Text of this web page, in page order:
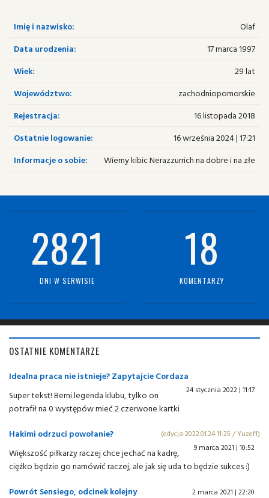
Imię i nazwisko:
Olaf
Data urodzenia:
17 marca 1997
Wiek:
29 lat
Województwo:
zachodniopomorskie
Rejestracja:
16 listopada 2018
Ostatnie logowanie:
16 września 2024 | 17:21
Informacje o sobie:
Wierny kibic Nerazzurrich na dobre i na złe
2821
DNI W SERWISIE
18
KOMENTARZY
OSTATNIE KOMENTARZE
Idealna praca nie istnieje? Zapytajcie Cordaza
24 stycznia 2022 | 11:17
Super tekst! Berni legenda klubu, tylko on
potrafił na 0 występów mieć 2 czerwone kartki
(edycja 2022.01.24 11:25 / Yuzef1)
Hakimi odrzuci powołanie?
9 marca 2021 | 10:52
Większość piłkarzy raczej chce jechać na kadrę,
ciężko będzie go namówić raczej, ale jak się uda to będzie sukces :)
Powrót Sensiego, odcinek kolejny
2 marca 2021 | 22:20